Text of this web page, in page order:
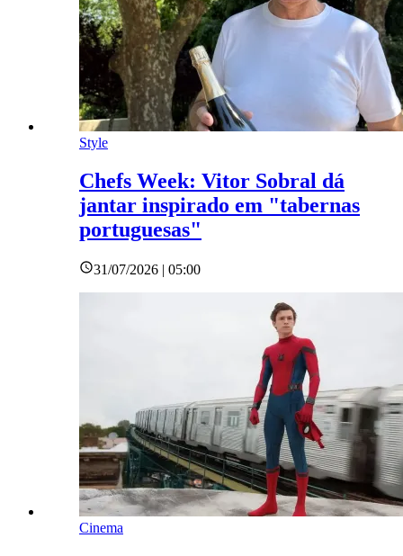
Style
Chefs Week: Vitor Sobral dá
jantar inspirado em "tabernas
portuguesas"
31/07/2026 | 05:00
Cinema